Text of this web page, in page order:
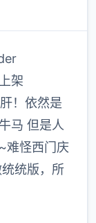
架
！依然是
马 但是人
难怪西门庆
统版，所